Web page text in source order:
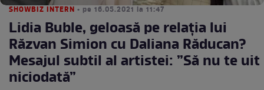
SHOWBIZ INTERN • pe 16.05.2021 la 11:47
Lidia Buble, geloasă pe relația lui
Răzvan Simion cu Daliana Răducan?
Mesajul subtil al artistei: ”Să nu te uit
niciodată”